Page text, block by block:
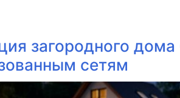
загородного
сетям